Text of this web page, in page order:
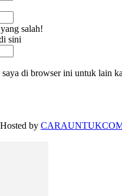
salah!
sini
di browser ini untuk lain
Hosted by